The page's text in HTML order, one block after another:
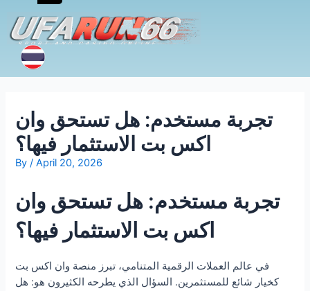
تجربة مستخدم: هل تستحق وان
اكس بت الاستثمار فيها؟
By/April 20, 2026
تجربة مستخدم: هل تستحق وان
اكس بت الاستثمار فيها؟
في عالم العملات الرقمية المتنامي، تبرز منصة وان اكس بت
كخيار شائع للمستثمرين. السؤال الذي يطرحه الكثيرون هو: هل